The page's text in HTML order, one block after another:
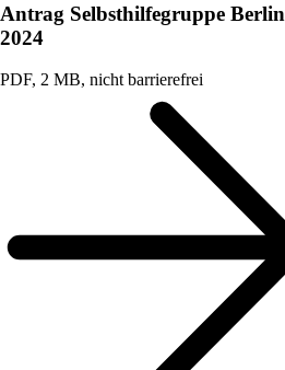
Antrag Selbsthilfegruppe Berlin
2024
PDF, 2 MB, nicht barrierefrei